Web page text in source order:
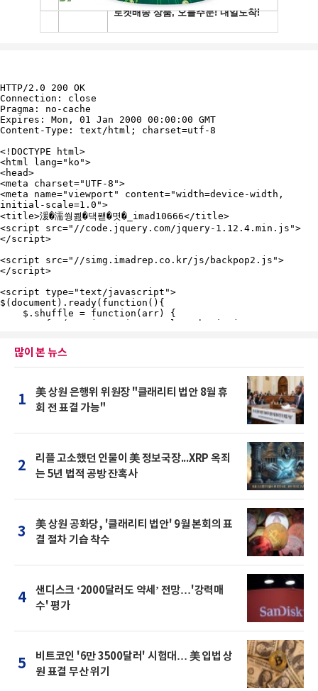
많이 본 뉴스
1
美 상원 은행위 위원장 "클래리티 법안 8월 휴
회 전 표결 가능"
2
리플 고소했던 인물이 美 정보국장...XRP 옥죄
는 5년 법적 공방 잔혹사
3
美 상원 공화당, '클래리티 법안' 9월 본회의 표
결 절차 기습 착수
4
샌디스크 ‘2000달러도 약세’ 전망…'강력매
수' 평가
5
비트코인 '6만 3500달러' 시험대… 美 입법 상
원 표결 무산 위기